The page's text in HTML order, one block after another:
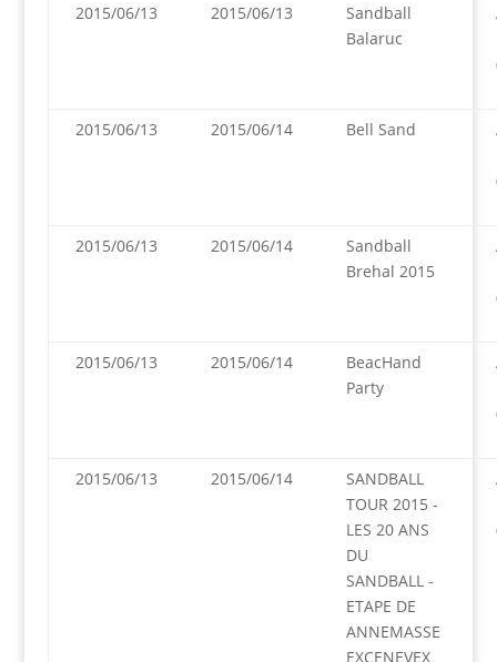
2015/06/13
2015/06/13
Sandball
Balaruc
2015/06/13
2015/06/14 Bell Sand
2015/06/13
2015/06/14
Sandball
Brehal 2015
2015/06/13
2015/06/14
BeacHand
Party
2015/06/13
2015/06/14
SANDBALL
TOUR 2015 -
LES 20 ANS
DU
SANDBALL -
ETAPE DE
ANNEMASSE
EXCENEVEX